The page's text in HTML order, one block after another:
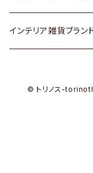
Designers / デザイ
Vintage / ヴィンテ
その他キッチン雑貨
arflex / アルフレック
BALLY / バリー
ARABIA / アラビア
インテリア雑貨ブラン
© トリノス-